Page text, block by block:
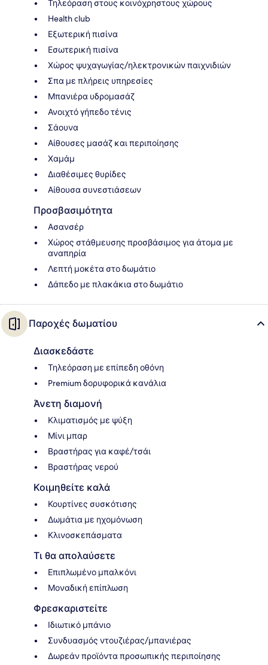
Τηλεόραση στους κοινόχρηστους χώρους
Health club
Εξωτερική πισίνα
Εσωτερική πισίνα
Χώρος ψυχαγωγίας/ηλεκτρονικών παιχνιδιών
Σπα με πλήρεις υπηρεσίες
Μπανιέρα υδρομασάζ
Ανοιχτό γήπεδο τένις
Σάουνα
Αίθουσες μασάζ και περιποίησης
Χαμάμ
Διαθέσιμες θυρίδες
Αίθουσα συνεστιάσεων
Προσβασιμότητα
Ασανσέρ
Χώρος στάθμευσης προσβάσιμος για άτομα με
αναπηρία
Λεπτή μοκέτα στο δωμάτιο
Δάπεδο με πλακάκια στο δωμάτιο
Παροχές δωματίου
Διασκεδάστε
Τηλεόραση με επίπεδη οθόνη
Premium δορυφορικά κανάλια
Άνετη διαμονή
Κλιματισμός με ψύξη
Μίνι μπαρ
Βραστήρας για καφέ/τσάι
Βραστήρας νερού
Κοιμηθείτε καλά
Κουρτίνες συσκότισης
Δωμάτια με ηχομόνωση
Κλινοσκεπάσματα
Τι θα απολαύσετε
Επιπλωμένο μπαλκόνι
Μοναδική επίπλωση
Φρεσκαριστείτε
Ιδιωτικό μπάνιο
Συνδυασμός ντουζιέρας/μπανιέρας
Δωρεάν προϊόντα προσωπικής περιποίησης